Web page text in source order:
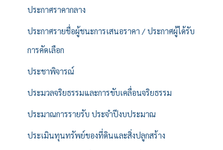
ประกาศราคากลาง
ประกาศรายชื่อผู้ชนะการเสนอราคา / ประกาศผู้ได้รับ
การคัดเลือก
ประชาพิจารณ์
ประมวลจริยธรรมและการขับเคลื่อนจริยธรรม
ประมาณการรายรับ ประจำปีงบประมาณ
ประเมินทุนทรัพย์ของที่ดินและสิ่งปลูกสร้าง